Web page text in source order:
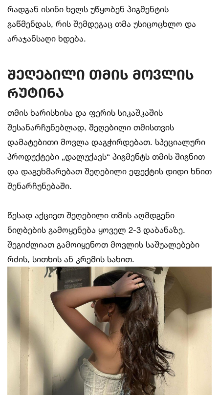
რადგან ისინი ხელს უწყობენ პიგმენტის
გაწმენდას, რის შემდეგაც თმა უსიცოცხლო და
არაჯანსაღი ხდება.
შეღებილი თმის მოვლის
რუტინა
თმის ხარისხისა და ფერის სიკაშკაშის
შესანარჩუნებლად, შეღებილი თმისთვის
დამატებითი მოვლა დაგჭირდებათ. სპეციალური
პროდუქტები „დალუქავს“ პიგმენტს თმის შიგნით
და დაგეხმარებათ შეღებილი ეფექტის დიდი ხნით
შენარჩუნებაში.
წესად აქციეთ შეღებილი თმის აღმდგენი
ნიღბების გამოყენება ყოველ 2-3 დაბანაზე.
შეგიძლიათ გამოიყენოთ მოვლის საშუალებები
რძის, სითხის ან კრემის სახით.